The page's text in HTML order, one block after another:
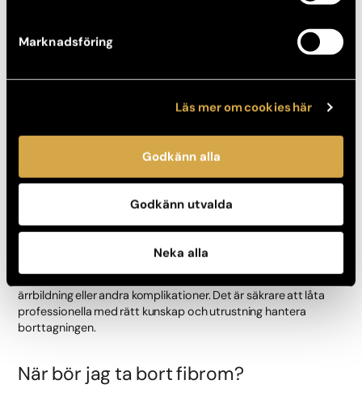
Marknadsföring
Läs mer om cookies här
Godkänn alla
Godkänn utvalda
Neka alla
undersöka hudförändringarna för att utesluta andra tillstånd
som kan se liknande ut men som kan kräva annan behandling.
områden där fibrom finns för att undvika obehag.
Kan jag ta bort fibrom själv?
Vi rekommenderar inte att du tar bort fibrom själv. Att försöka
ta bort en hudförändring på egen hand kan leda till infektion,
ärrbildning eller andra komplikationer. Det är säkrare att låta
professionella med rätt kunskap och utrustning hantera
borttagningen.
När bör jag ta bort fibrom?